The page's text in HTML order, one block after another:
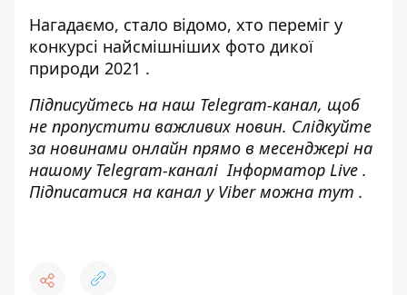
Нагадаємо, стало відомо, хто переміг у
конкурсі найсмішніших фото дикої
природи 2021 .
Підписуйтесь на наш Telegram-канал, щоб
не пропустити важливих новин. Слідкуйте
за новинами онлайн прямо в месенджері на
нашому Telegram-каналіІнформатор Live .
Підписатися на канал у Viber можна тут .